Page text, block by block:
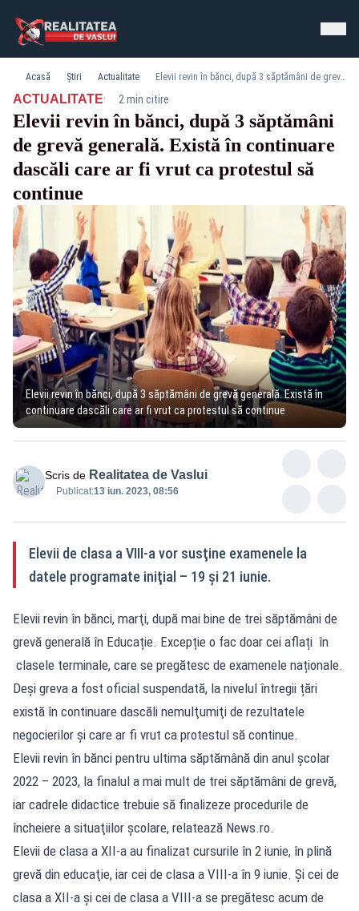
Acasă Știri Actualitate Elevii revin în bănci, după 3 săptămâni de grevă generală. Există în continuare dascăli care ar fi vrut ca protestul să continue
ACTUALITATE· 2 min citire
Elevii revin în bănci, după 3 săptămâni
de grevă generală. Există în continuare
dascăli care ar fi vrut ca protestul să
continue
Elevii revin în bănci, după 3 săptămâni de grevă generală. Există în
continuare dascăli care ar fi vrut ca protestul să continue
Scris de Realitatea de Vaslui
Publicat:13 iun. 2023, 08:56
Elevii de clasa a VIII-a vor susţine examenele la
datele programate iniţial – 19 şi 21 iunie.
Elevii revin în bănci, marţi, după mai bine de trei săptămâni de
grevă generală în Educație. Excepție o fac doar cei aflați în
clasele terminale, care se pregătesc de examenele naționale.
Deși greva a fost oficial suspendată, la nivelul întregii țări
există în continuare dascăli nemulţumiţi de rezultatele
negocierilor şi care ar fi vrut ca protestul să continue.
Elevii revin în bănci pentru ultima săptămână din anul şcolar
2022 – 2023, la finalul a mai mult de trei săptămâni de grevă,
iar cadrele didactice trebuie să finalizeze procedurile de
încheiere a situaţiilor şcolare, relatează News.ro.
Elevii de clasa a XII-a au finalizat cursurile în 2 iunie, în plină
grevă din educaţie, iar cei de clasa a VIII-a în 9 iunie. Şi cei de
clasa a XII-a şi cei de clasa a VIII-a se pregătesc acum de